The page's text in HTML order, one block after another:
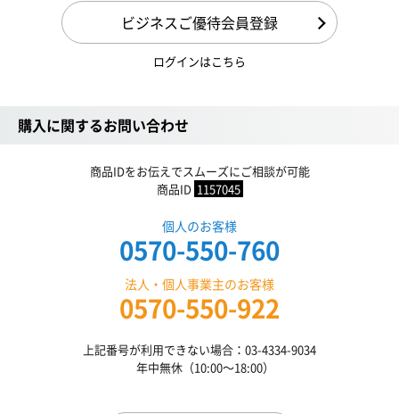
ビジネスご優待会員登録
ログインはこちら
購入に関するお問い合わせ
商品IDをお伝えでスムーズにご相談が可能
商品ID 1157045
個人のお客様
0570-550-760
法人・個人事業主のお客様
0570-550-922
上記番号が利用できない場合：03-4334-9034
年中無休（10:00〜18:00）